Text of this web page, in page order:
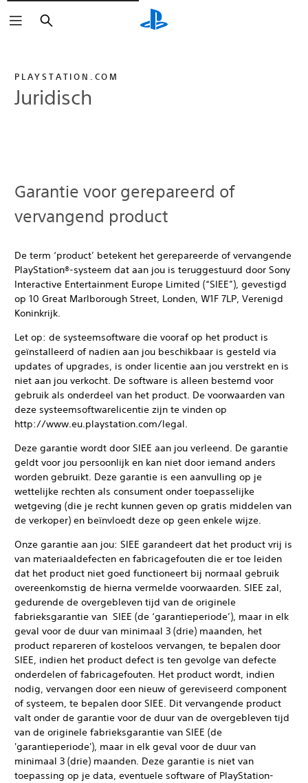
Zoeken
PLAYSTATION.COM
Juridisch
Garantie voor gerepareerd of
vervangend product
De term ‘product’ betekent het gerepareerde of vervangende
PlayStation®-systeem dat aan jou is teruggestuurd door Sony
Interactive Entertainment Europe Limited (“SIEE”), gevestigd
op 10 Great Marlborough Street, Londen, W1F 7LP, Verenigd
Koninkrijk.
Let op: de systeemsoftware die vooraf op het product is
geïnstalleerd of nadien aan jou beschikbaar is gesteld via
updates of upgrades, is onder licentie aan jou verstrekt en is
niet aan jou verkocht. De software is alleen bestemd voor
gebruik als onderdeel van het product. De voorwaarden van
deze systeemsoftwarelicentie zijn te vinden op
http://www.eu.playstation.com/legal.
Deze garantie wordt door SIEE aan jou verleend. De garantie
geldt voor jou persoonlijk en kan niet door iemand anders
worden gebruikt. Deze garantie is een aanvulling op je
wettelijke rechten als consument onder toepasselijke
wetgeving (die je recht kunnen geven op gratis middelen van
de verkoper) en beïnvloedt deze op geen enkele wijze.
Onze garantie aan jou: SIEE garandeert dat het product vrij is
van materiaaldefecten en fabricagefouten die er toe leiden
dat het product niet goed functioneert bij normaal gebruik
overeenkomstig de hierna vermelde voorwaarden. SIEE zal,
gedurende de overgebleven tijd van de originele
fabrieksgarantie van SIEE (de ‘garantieperiode’), maar in elk
geval voor de duur van minimaal 3 (drie) maanden, het
product repareren of kosteloos vervangen, te bepalen door
SIEE, indien het product defect is ten gevolge van defecte
onderdelen of fabricagefouten. Het product wordt, indien
nodig, vervangen door een nieuw of gereviseerd component
of systeem, te bepalen door SIEE. Dit vervangende product
valt onder de garantie voor de duur van de overgebleven tijd
van de originele fabrieksgarantie van SIEE (de
'garantieperiode'), maar in elk geval voor de duur van
minimaal 3 (drie) maanden. Deze garantie is niet van
toepassing op je data, eventuele software of PlayStation-